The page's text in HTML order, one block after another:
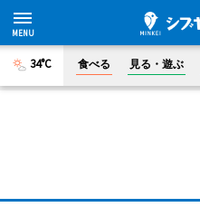
34°C 食べる 見る・遊ぶ